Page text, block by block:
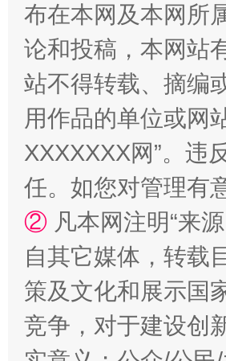
国家大学科技园优化重塑工作
布在本网及本网所
论和投稿，本网站
站不得转载、摘编
用作品的单位或网
XXXXXXX网”。违
任。如您对管理有
② 凡本网注明“来
自其它媒体，转载
策及文化和展示国
竞争，对于建设创